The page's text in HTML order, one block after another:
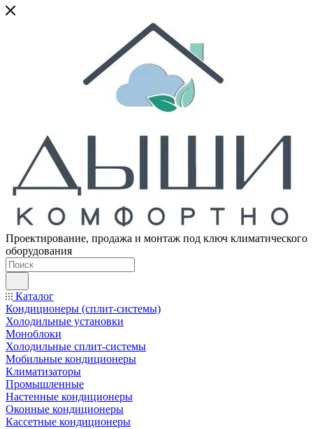
Проектирование, продажа и монтаж под ключ климатического
оборудования
Каталог
Кондиционеры (сплит-системы)
Холодильные установки
Моноблоки
Холодильные сплит-системы
Мобильные кондиционеры
Климатизаторы
Промышленные
Настенные кондиционеры
Оконные кондиционеры
Кассетные кондиционеры